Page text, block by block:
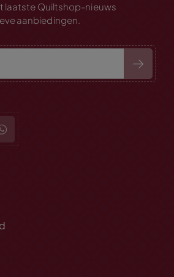
laatste Quiltshop-nieuws
aanbiedingen.